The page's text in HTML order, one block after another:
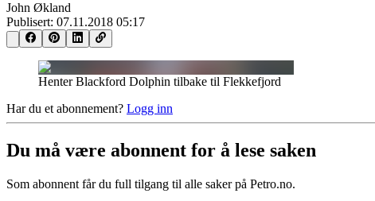
John Økland
Publisert: 07.11.2018 05:17
Henter Blackford Dolphin tilbake til Flekkefjord
Har du et abonnement? Logg inn
Du må være abonnent for å lese saken
Som abonnent får du full tilgang til alle saker på Petro.no.